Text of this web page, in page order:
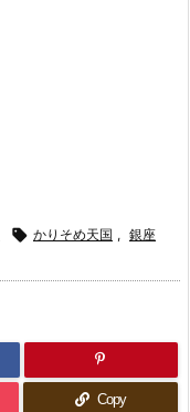
 かりそめ天国 , 銀座
Copy